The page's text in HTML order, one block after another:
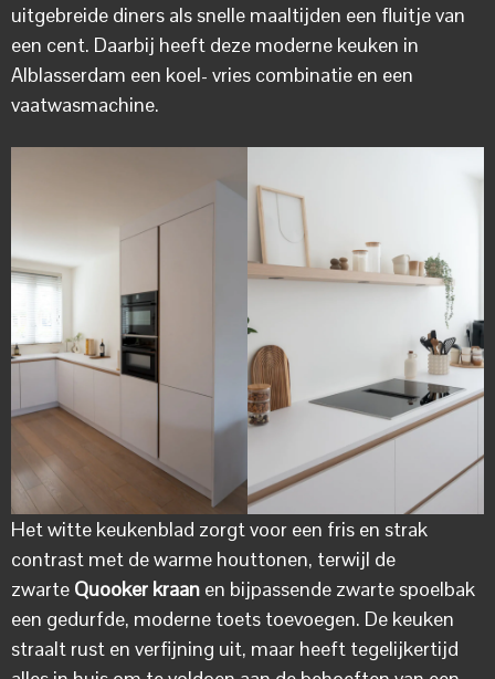
uitgebreide diners als snelle maaltijden een fluitje van
een cent. Daarbij heeft deze moderne keuken in
Alblasserdam een koel- vries combinatie en een
vaatwasmachine.
Het witte keukenblad zorgt voor een fris en strak
contrast met de warme houttonen, terwijl de
zwarte Quooker kraan en bijpassende zwarte spoelbak
een gedurfde, moderne toets toevoegen. De keuken
straalt rust en verfijning uit, maar heeft tegelijkertijd